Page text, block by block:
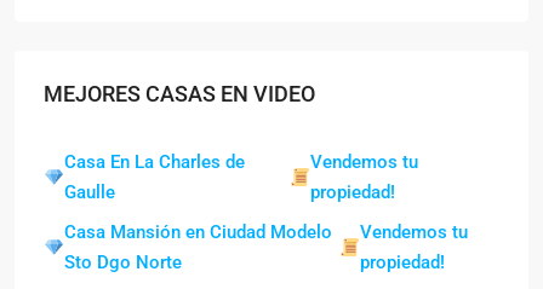
MEJORES CASAS EN VIDEO
Casa En La Charles de
Gaulle
Vendemos tu
propiedad!
Casa Mansión en Ciudad Modelo
Sto Dgo Norte
Vendemos tu
propiedad!